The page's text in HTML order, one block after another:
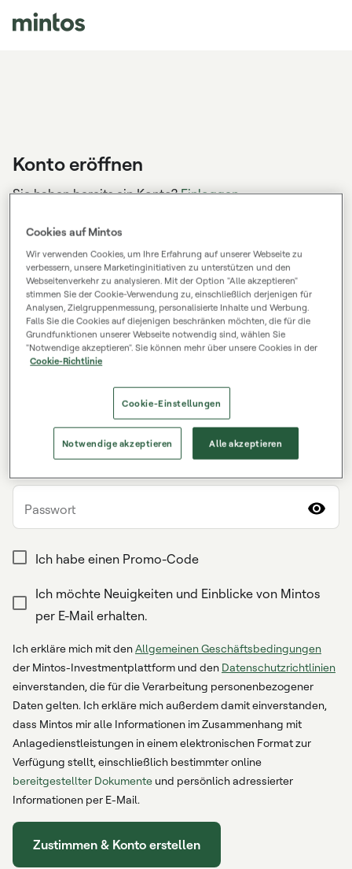
Konto eröffnen
Sie haben bereits ein Konto? Einloggen
PRIVATPERSON UNTERNEHMEN
Vorname
Nachname
Wohnsitzland
E-Mail-Adresse
Passwort
Ich habe einen Promo-Code
Ich möchte Neuigkeiten und Einblicke von Mintos
per E-Mail erhalten.
Ich erkläre mich mit denAllgemeinen Geschäftsbedingungen
der Mintos-Investmentplattform und den Datenschutzrichtlinien
einverstanden, die für die Verarbeitung personenbezogener
Daten gelten. Ich erkläre mich außerdem damit einverstanden,
dass Mintos mir alle Informationen im Zusammenhang mit
Anlagedienstleistungen in einem elektronischen Format zur
Verfügung stellt, einschließlich bestimmter online
bereitgestellter Dokumente und persönlich adressierter
Informationen per E-Mail.
Zustimmen & Konto erstellen
Cookies auf Mintos
Wir verwenden Cookies, um Ihre Erfahrung auf unserer Webseite zu
verbessern, unsere Marketinginitiativen zu unterstützen und den
Webseitenverkehr zu analysieren. Mit der Option "Alle akzeptieren"
stimmen Sie der Cookie-Verwendung zu, einschließlich derjenigen für
Analysen, Zielgruppenmessung, personalisierte Inhalte und Werbung.
Falls Sie die Cookies auf diejenigen beschränken möchten, die für die
Grundfunktionen unserer Webseite notwendig sind, wählen Sie
"Notwendige akzeptieren". Sie können mehr über unsere Cookies in der
Cookie-Richtlinie
Cookie-Einstellungen
Notwendige akzeptieren Alle akzeptieren